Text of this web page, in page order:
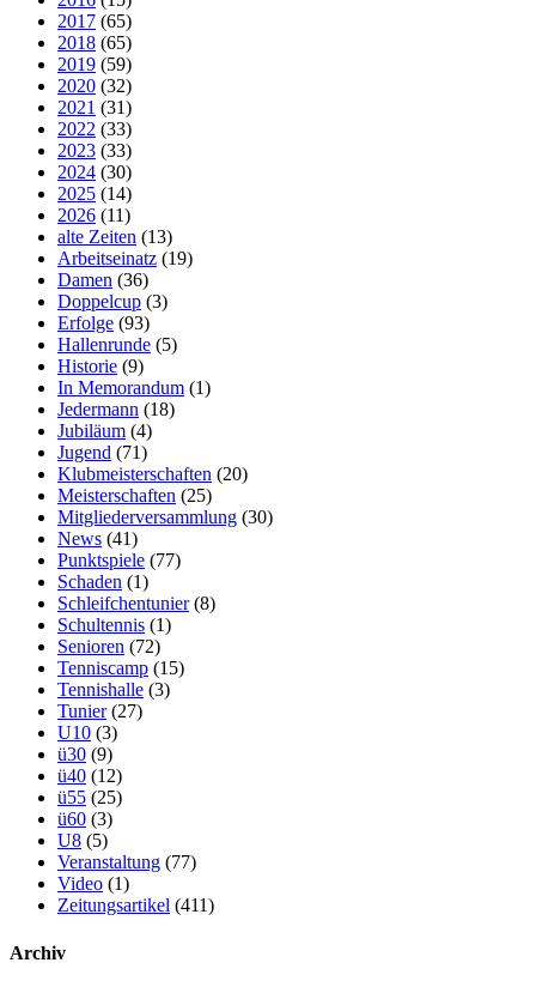
2017 (65)
2018 (65)
2019 (59)
2020 (32)
2021 (31)
2022 (33)
2023 (33)
2024 (30)
2025 (14)
2026 (11)
alte Zeiten (13)
Arbeitseinatz (19)
Damen (36)
Doppelcup (3)
Erfolge (93)
Hallenrunde (5)
Historie (9)
In Memorandum (1)
Jedermann (18)
Jubiläum (4)
Jugend (71)
Klubmeisterschaften (20)
Meisterschaften (25)
Mitgliederversammlung (30)
News (41)
Punktspiele (77)
Schaden (1)
Schleifchentunier(8)
Schultennis (1)
Senioren (72)
Tenniscamp (15)
Tennishalle (3)
Tunier(27)
U10 (3)
ü30 (9)
ü40 (12)
ü55 (25)
ü60 (3)
U8 (5)
Veranstaltung (77)
Video (1)
Zeitungsartikel (411)
Archiv